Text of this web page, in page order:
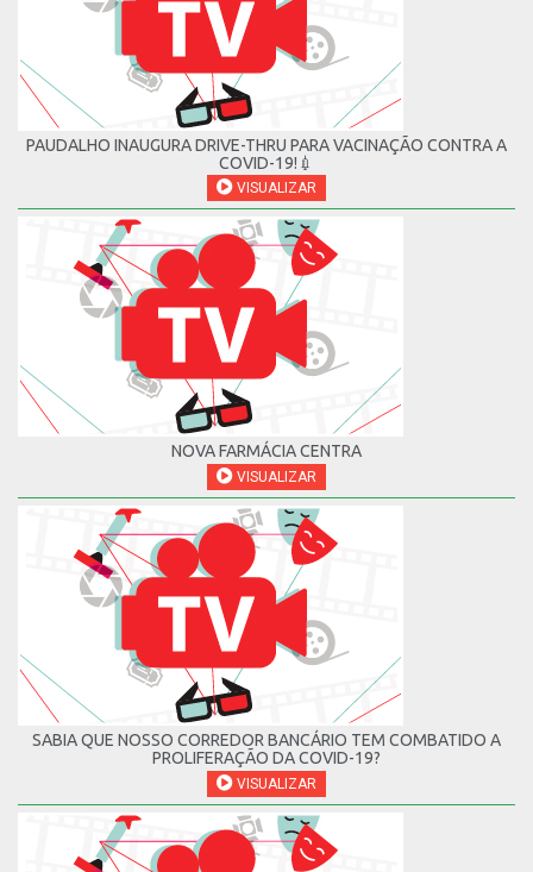
PAUDALHO INAUGURA DRIVE-THRU PARA VACINAÇÃO CONTRA A
COVID-19!💉
VISUALIZAR
NOVA FARMÁCIA CENTRA
VISUALIZAR
SABIA QUE NOSSO CORREDOR BANCÁRIO TEM COMBATIDO A
PROLIFERAÇÃO DA COVID-19?
VISUALIZAR